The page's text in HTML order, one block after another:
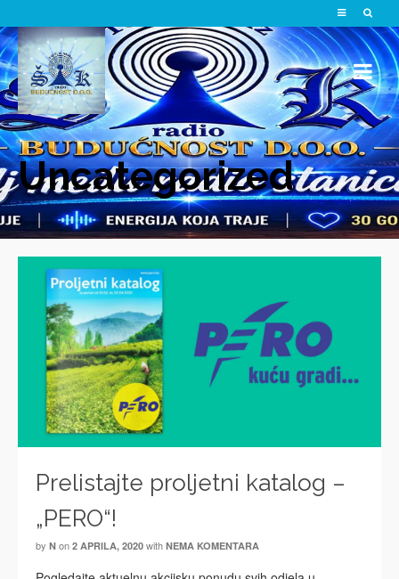
Uncategorized
Prelistajte proljetni katalog –
„PERO“!
by N on 2 APRILA, 2020 with NEMA KOMENTARA